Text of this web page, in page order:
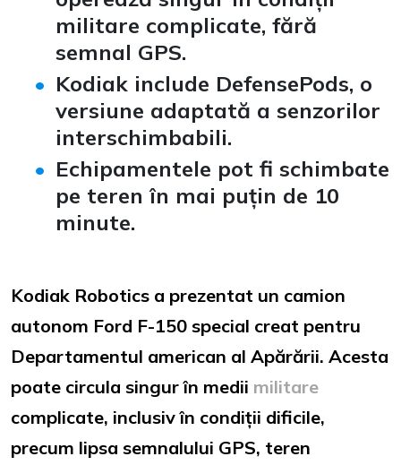
militare complicate, fără
semnal GPS.
Kodiak include DefensePods, o
versiune adaptată a senzorilor
interschimbabili.
Echipamentele pot fi schimbate
pe teren în mai puțin de 10
minute.
Kodiak Robotics a prezentat un camion
autonom Ford F-150 special creat pentru
Departamentul american al Apărării. Acesta
poate circula singur în medii militare
complicate, inclusiv în condiții dificile,
precum lipsa semnalului GPS, teren